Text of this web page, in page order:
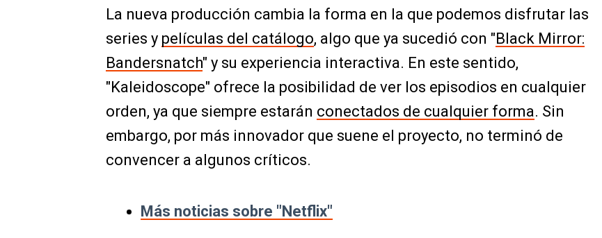
La nueva producción cambia la forma en la que podemos disfrutar las
series y películas del catálogo, algo que ya sucedió con "Black Mirror:
Bandersnatch" y su experiencia interactiva. En este sentido,
"Kaleidoscope" ofrece la posibilidad de ver los episodios en cualquier
orden, ya que siempre estarán conectados de cualquier forma. Sin
embargo, por más innovador que suene el proyecto, no terminó de
convencer a algunos críticos.
Más noticias sobre "Netflix"